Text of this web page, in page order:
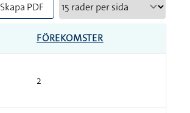
Skapa PDF
FÖREKOMSTER
2